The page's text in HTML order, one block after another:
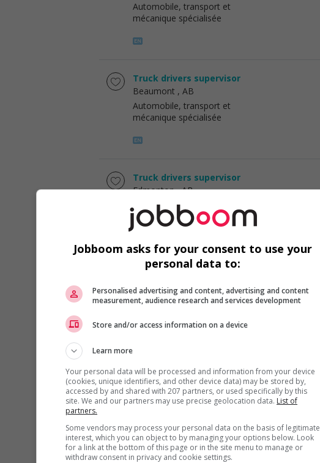
Automobile, transport et
mécanique spécialisée
Truck drivers supervisor
Beaumont , AB
Automobile, transport et
mécanique spécialisée
Truck drivers supervisor
Edmonton, AB
Automobile, transport et
mécanique spécialisée
Nisku, AB
Automobile, transport et
Supervisor, truck drivers
Edmonton, AB
Automobile, transport et
Jobboom asks for your consent to use your
personal data to:
Personalised advertising and content, advertising and content
measurement, audience research and services development
Store and/or access information on a device
Learn more
Your personal data will be processed and information from your device
(cookies, unique identifiers, and other device data) may be stored by,
accessed by and shared with 207 partners, or used specifically by this
site. We and our partners may use precise geolocation data. List of
partners.
Some vendors may process your personal data on the basis of legitimate
interest, which you can object to by managing your options below. Look
for a link at the bottom of this page or in the site menu to manage or
withdraw consent in privacy and cookie settings.